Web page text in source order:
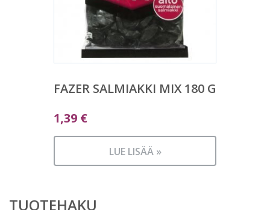
FAZER SALMIAKKI MIX 180 G
1,39 €
LUE LISÄÄ »
TUOTEHAKU